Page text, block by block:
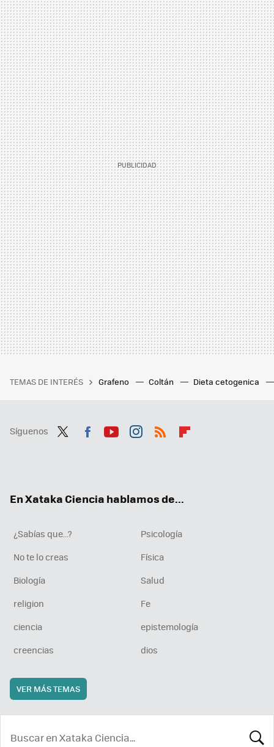
TEMAS DE INTERÉS Grafeno Coltán Dieta cetogenica
Síguenos
En Xataka Ciencia hablamos de...
¿Sabías que...?
Psicología
No te lo creas
Física
Biología
Salud
religion
Fe
ciencia
epistemología
creencias
dios
VER MÁS TEMAS